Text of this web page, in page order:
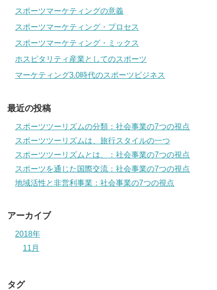
スポーツマーケティングの意義
スポーツマーケティング・プロセス
スポーツマーケティング・ミックス
ホスピタリティ産業としてのスポーツ
マーケティング3.0時代のスポーツビジネス
最近の投稿
スポーツツーリズムの分類：社会事業の7つの視点
スポーツツーリズムは、旅行スタイルの一つ
スポーツツーリズムとは、：社会事業の7つの視点
スポーツを通じた国際交流：社会事業の7つの視点
地域活性と非営利事業：社会事業の7つの視点
アーカイブ
2018年
11月
タグ